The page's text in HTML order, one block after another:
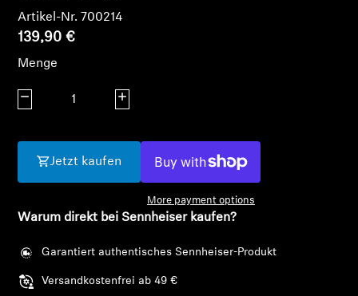
Soundbars
AMBEO Soundbars und Subs
Entdecken
Artikel-Nr. 700214
139,90 €
Menge
Menge verringern Menge erhöhen
Jetzt kaufen
More payment options
Warum direkt bei Sennheiser kaufen?
Garantiert authentisches Sennheiser-Produkt
Versandkostenfrei ab 49 €